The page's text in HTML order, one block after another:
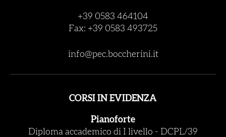
+39 0583 464104
Fax: +39 0583 493725
info@pec.boccherini.it
CORSI IN EVIDENZA
Pianoforte
Diploma accademico di I livello - DCPL/39